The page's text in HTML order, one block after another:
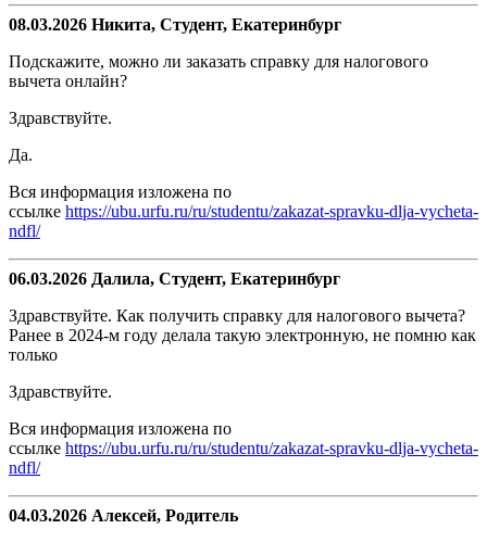
08.03.2026 Никита, Студент, Екатеринбург
Подскажите, можно ли заказать справку для налогового
вычета онлайн?
Здравствуйте.
Да.
Вся информация изложена по
ссылке https://ubu.urfu.ru/ru/studentu/zakazat-spravku-dlja-vycheta-
ndfl/
06.03.2026 Далила, Студент, Екатеринбург
Здравствуйте. Как получить справку для налогового вычета?
Ранее в 2024-м году делала такую электронную, не помню как
только
Здравствуйте.
Вся информация изложена по
ссылке https://ubu.urfu.ru/ru/studentu/zakazat-spravku-dlja-vycheta-
ndfl/
04.03.2026 Алексей, Родитель